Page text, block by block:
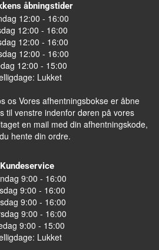
åbningstider
12:00 - 16:00
12:00 - 16:00
12:00 - 16:00
12:00 - 16:00
12:00 - 15:00
Lukket
os Vores afhentningsbokse er åbne
til venstre indenfor døren på vores
en mail med din afhentningskode,
hente din ordre.
Kundeservice
9:00 - 16:00
9:00 - 16:00
9:00 - 16:00
9:00 - 16:00
9:00 - 15:00
Lukket